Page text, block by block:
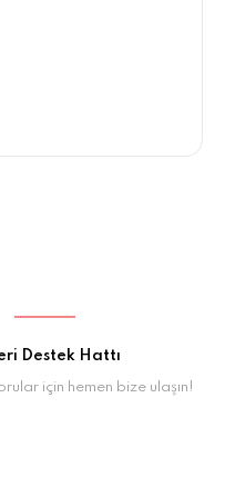
Destek Hattı
için hemen bize ulaşın!